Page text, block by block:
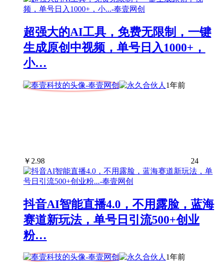
超强大的AI工具，免费无限制，一键
生成原创中视频，单号日入1000+，
小…
1年前
￥ 2.98 24
抖音AI智能直播4.0，不用露脸，蓝海
赛道新玩法，单号日引流500+创业
粉…
1年前